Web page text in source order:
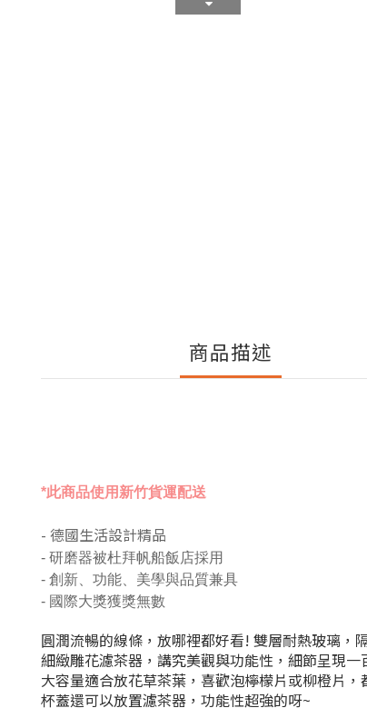
商品描述
*此商品使用新竹貨運配送
- 德國生活設計精品
- 研磨器被杜拜帆船飯店採用
- 創新、功能、美學與品質兼具
- 國際大獎獲獎無數
圓潤流暢的線條，放哪裡都好看! 雙層耐熱玻璃，
細緻雕花濾茶器，講究美觀與功能性，細節呈現一
大容量適合放花草茶葉，喜歡泡檸檬片或柳橙片
杯蓋還可以放置濾茶器，功能性超強的呀~